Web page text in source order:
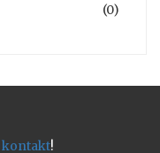
(0)
kontakt!